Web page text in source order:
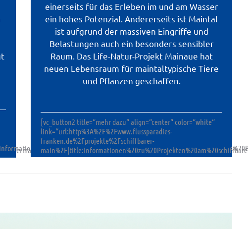
einerseits für das Erleben im und am Wasser
ein hohes Potenzial. Andererseits ist Maintal
ist aufgrund der massiven Eingriffe und
Belastungen auch ein besonders sensibler
Raum. Das Life-Natur-Projekt Mainaue hat
neuen Lebensraum für maintaltypische Tiere
und Pflanzen geschaffen.
[vc_button2 title=“mehr dazu“ align=“center“ color=“white“
link=“url:http%3A%2F%2Fwww.flussparadies-
franken.de%2Fprojekte%2Fschiffbarer-